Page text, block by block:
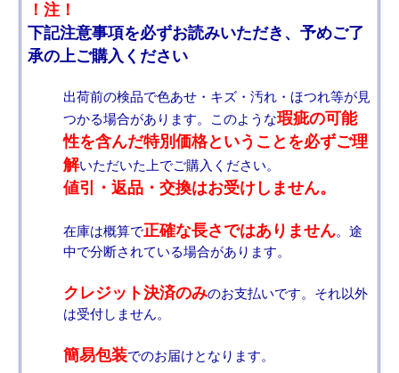
！注！
下記注意事項を必ずお読みいただき、予めご了
承の上ご購入ください
出荷前の検品で色あせ・キズ・汚れ・ほつれ等が見
つかる場合があります。このような瑕疵の可能
性を含んだ特別価格ということを必ずご理
解いただいた上でご購入ください。
値引・返品・交換はお受けしません。
在庫は概算で正確な長さではありません。途
中で分断されている場合があります。
クレジット決済のみのお支払いです。それ以外
は受付しません。
簡易包装でのお届けとなります。